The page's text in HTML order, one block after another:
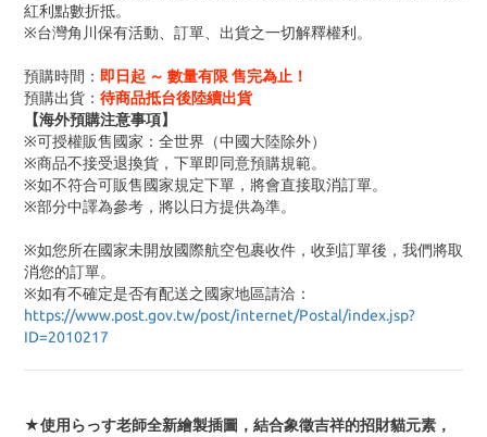
紅利點數折抵。
※台灣角川保有活動、訂單、出貨之一切解釋權利。
預購時間： 即日起 ～ 數量有限 售完為止！
預購出貨： 待商品抵台後陸續出貨
【海外預購注意事項】
※可授權販售國家：全世界（中國大陸除外）
※商品不接受退換貨，下單即同意預購規範。
※如不符合可販售國家規定下單，將會直接取消訂單。
※部分中譯為參考，將以日方提供為準。
※如您所在國家未開放國際航空包裹收件，收到訂單後，我們將取
消您的訂單。
※如有不確定是否有配送之國家地區請洽：
https://www.post.gov.tw/post/internet/Postal/index.jsp?
ID=2010217
★使用らっす老師全新繪製插圖，結合象徵吉祥的招財貓元素，